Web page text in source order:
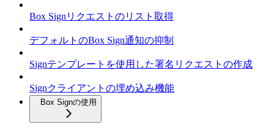
Box Signリクエストのリスト取得
デフォルトのBox Sign通知の抑制
Signテンプレートを使用した署名リクエストの作成
Signクライアントの埋め込み機能
Box Signの使用